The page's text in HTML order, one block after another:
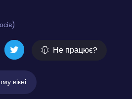
Не працює?
вікні